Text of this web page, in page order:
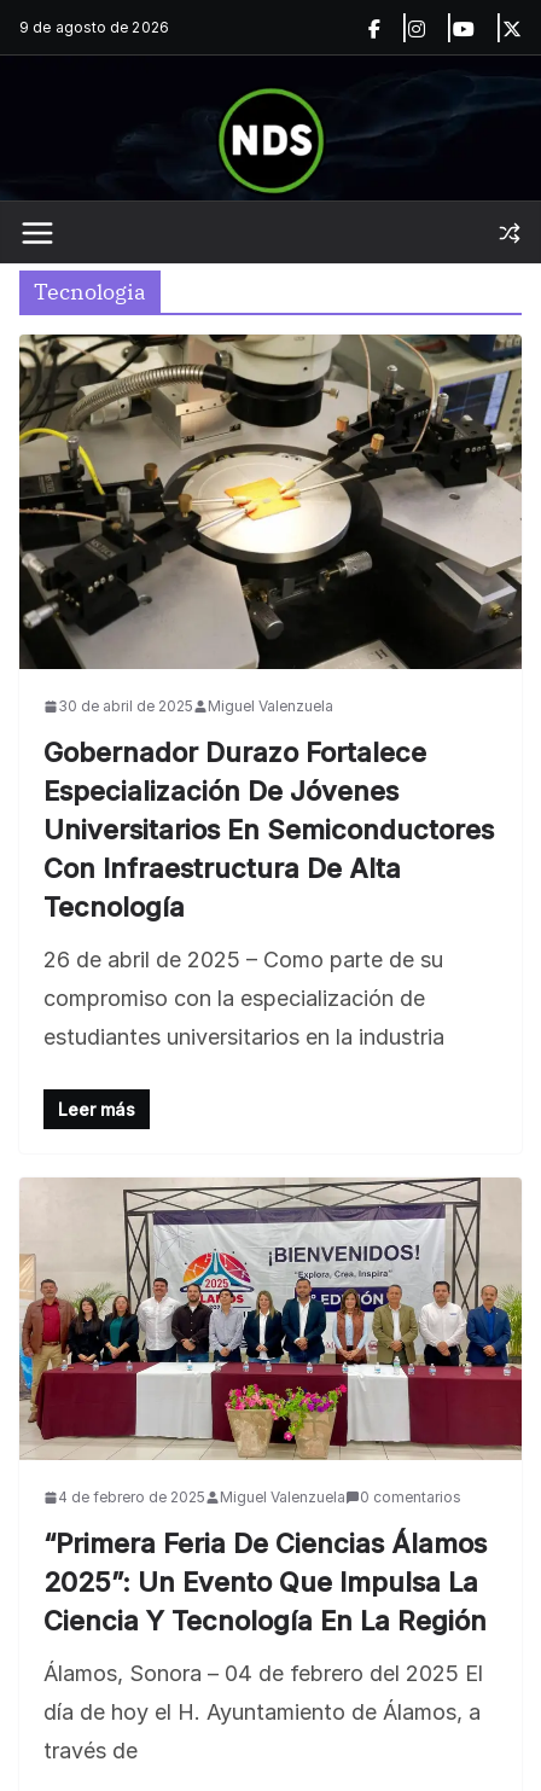
Saltar
al
9 de agosto de 2026
Tecnologia
30 de abril de 2025 Miguel Valenzuela
Gobernador Durazo Fortalece
Especialización De Jóvenes
Universitarios En Semiconductores
Con Infraestructura De Alta
Tecnología
26 de abril de 2025 – ⁠Como parte de su
compromiso con la especialización de
estudiantes universitarios en la industria
Leer más
4 de febrero de 2025 Miguel Valenzuela 0 comentarios
“Primera Feria De Ciencias Álamos
2025”: Un Evento Que Impulsa La
Ciencia Y Tecnología En La Región
Álamos, Sonora – 04 de febrero del 2025 El
día de hoy el H. Ayuntamiento de Álamos, a
través de
BLOG
Jose Felix Gomez Anduro rector de la UTE
Universidad Tecnológica de Etchojoa
presente en la conferencia del gobernador